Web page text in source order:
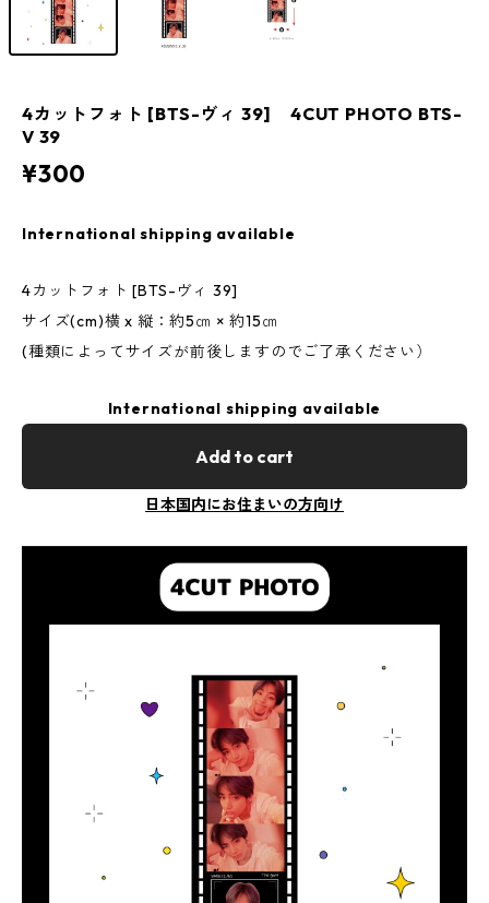
4カットフォト [BTS-ヴィ 39] 4CUT PHOTO BTS-
V 39
¥300
International shipping available
4カットフォト [BTS-ヴィ 39]
サイズ(cm)横 x 縦：約5㎝ × 約15㎝
(種類によってサイズが前後しますのでご了承ください）
International shipping available
Add to cart
日本国内にお住まいの方向け